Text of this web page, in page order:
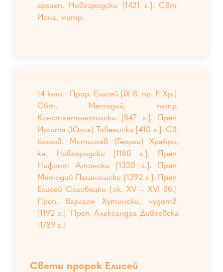
архиеп. Новгородски [1421 г.]. Свт.
Иона, митр.
14 юни : Прор. Елисей [IX в. пр. Р. Хр.].
Свт. Методий, патр.
Константинополски [847 г.]. Преп.
Иулита (Юлия) Тавениска [410 г.]. Св.
благов. Мстислав (Георги) Храбри,
кн. Новгородски [1180 г.]. Преп.
Нифонт Атонски [1330 г.]. Преп.
Методий Пешношски [1392 г.]. Преп.
Елисей Соловецки [ок. XV – XVI вв.].
Преп. Варлаам Хутински, чудотв.
[1192 г.]. Преп. Александра Дивеевска
[1789 г.]
Свети пророк Елисей